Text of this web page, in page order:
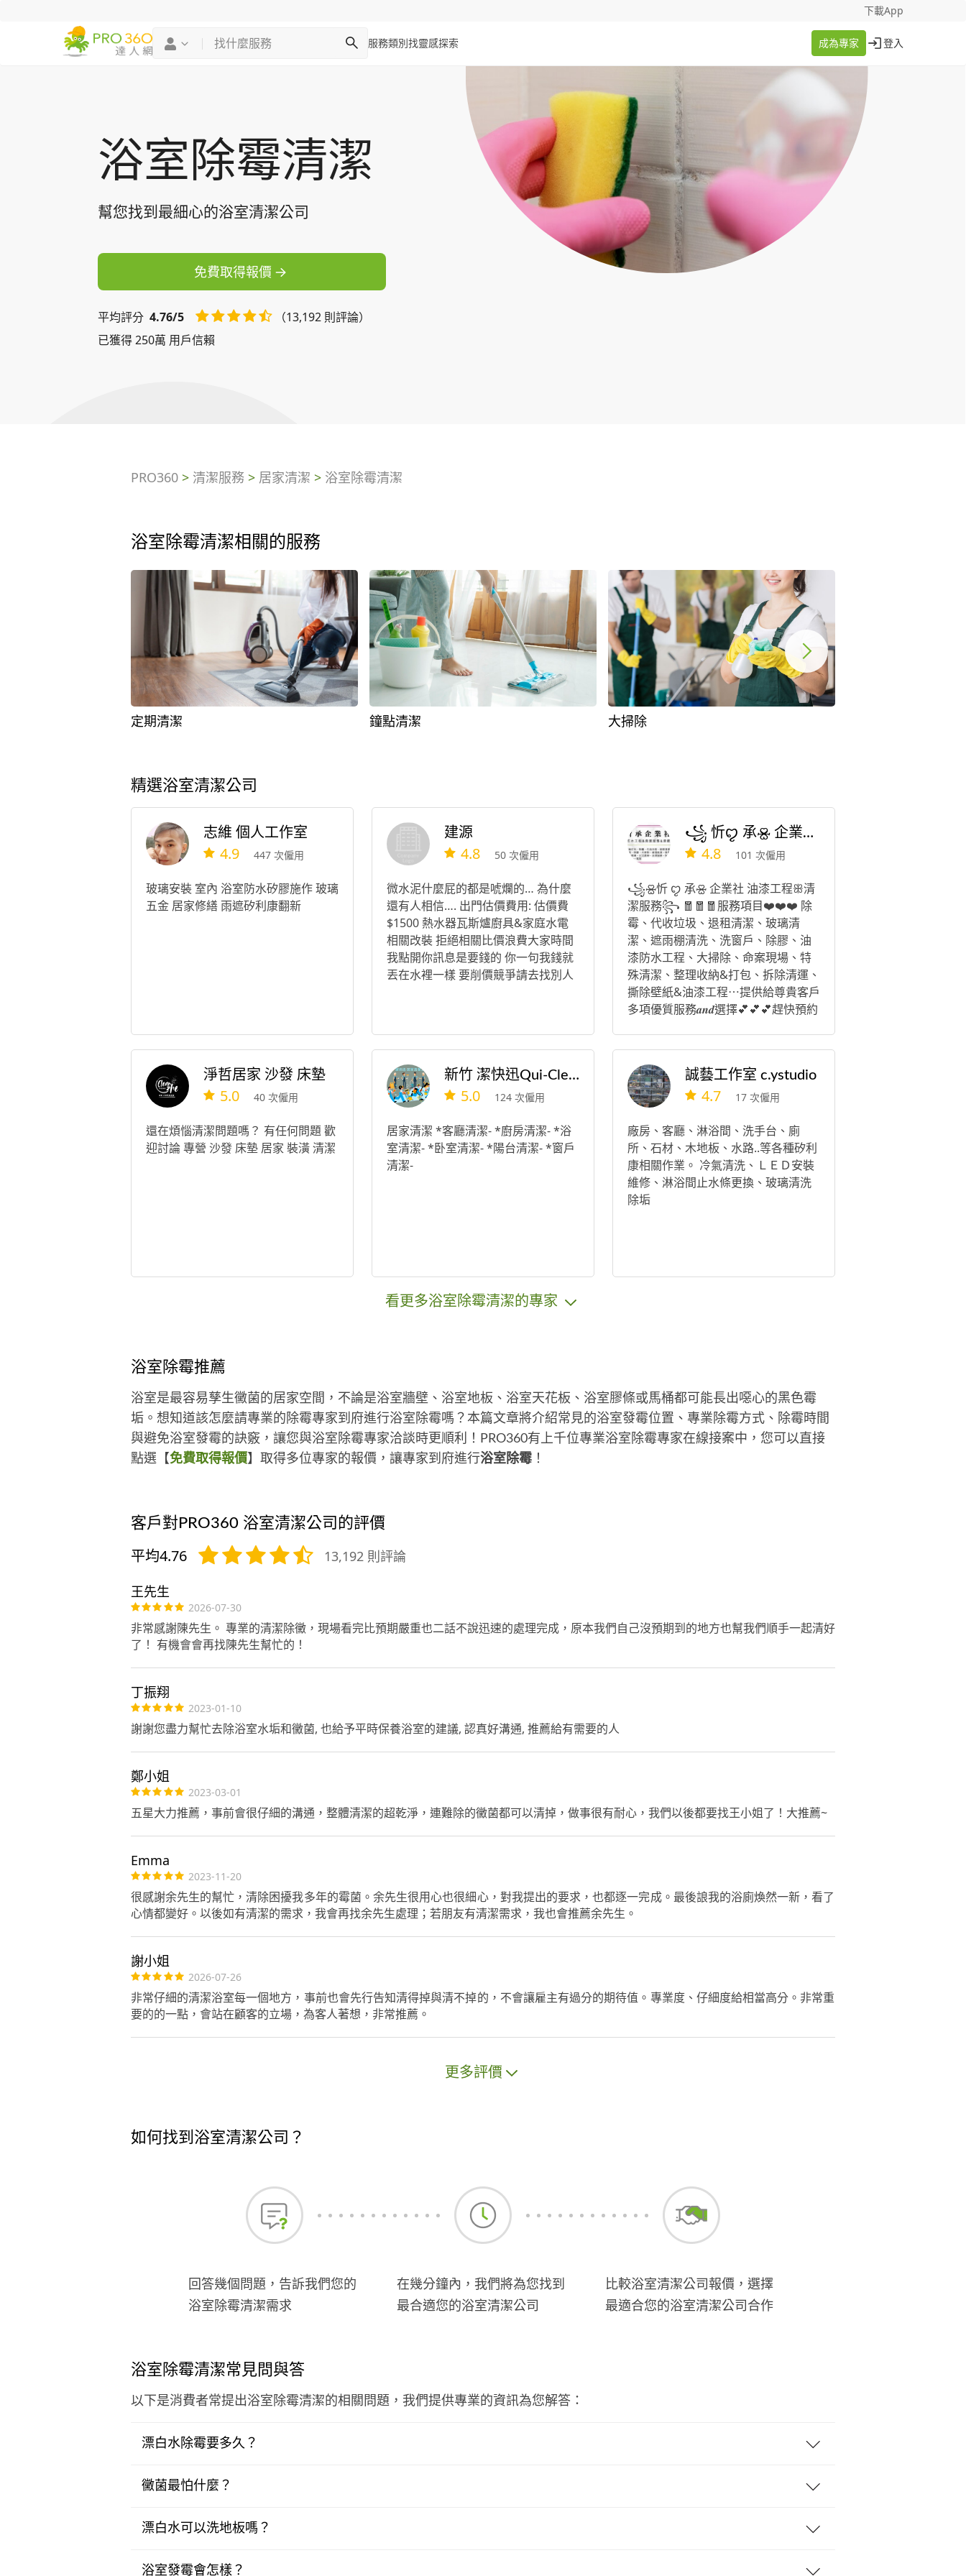
下載App
服務類別找靈感探索 成為專家 登入
成為專家
登入
浴室除霉清潔
幫您找到最細心的浴室清潔公司
免費取得報價
平均評分 4.76/5
（13,192 則評論）
已獲得 250萬 用戶信賴
PRO360> 清潔服務 > 居家清潔 > 浴室除霉清潔
浴室除霉清潔相關的服務
定期清潔 鐘點清潔 大掃除
精選浴室清潔公司
志維 個人工作室
4.9 447 次僱用
玻璃安裝 室內 浴室防水矽膠施作 玻璃
五金 居家修繕 雨遮矽利康翻新
建源
4.8 50 次僱用
微水泥什麼屁的都是唬爛的… 為什麼
還有人相信…. 出門估價費用: 估價費
$1500 熱水器瓦斯爐廚具&家庭水電
相關改裝 拒絕相關比價浪費大家時間
我點開你訊息是要錢的 你一句我錢就
丟在水裡一樣 要削價競爭請去找別人
꧁ 忻ꨄ 承🝮 企業社🝮 ꧂
4.8 101 次僱用
꧁🝮忻 ꨄ 承🝮 企業社 油漆工程ꕥ清
潔服務꧂ 🧧🧧🧧服務項目❤️❤️❤️ 除
霉、代收垃圾、退租清潔、玻璃清
潔、遮雨棚清洗、洗窗戶、除膠、油
漆防水工程、大掃除、命案現場、特
殊清潔、整理收納&打包、拆除清運、
撕除壁紙&油漆工程⋯提供給尊貴客戶
多項優質服務𝒂𝒏𝒅選擇💕💕💕趕快預約
慮期間，若有其他客人先完成訂金，
時段將優先保留給已下訂者 ✔ 完成✅
㋛ 訂金 ㋡ 視為正式保留時段 🌟（麻
煩請客戶看公告，避免施工後有糾
紛）🌟 預約好、如臨時取消或解約、
必須賠貴公司ㄉ營業損失費，還有訂
金是訂金、只要付訂金一律不退，避
免一些客人都不看公告，結果我們白
白損失營業損失，麻煩請見諒！謝謝
淨哲居家 沙發 床墊
5.0 40 次僱用
還在煩惱清潔問題嗎？ 有任何問題 歡
迎討論 專營 沙發 床墊 居家 裝潢 清潔
新竹 潔快迅Qui-Clean
5.0 124 次僱用
居家清潔 *客廳清潔- *廚房清潔- *浴
室清潔- *卧室清潔- *陽台清潔- *窗戶
清潔-
誠藝工作室 c.ystudio
4.7 17 次僱用
廠房、客廳、淋浴間、洗手台、廁
所、石材、木地板、水路..等各種矽利
康相關作業。 冷氣清洗、ＬＥＤ安裝
維修、淋浴間止水條更換、玻璃清洗
除垢
看更多浴室除霉清潔的專家
浴室除霉推薦
浴室是最容易孳生黴菌的居家空間，不論是浴室牆壁、浴室地板、浴室天花板、浴室膠條或馬桶都可能長出噁心的黑色霉
垢。想知道該怎麼請專業的除霉專家到府進行浴室除霉嗎？本篇文章將介紹常見的浴室發霉位置、專業除霉方式、除霉時間
與避免浴室發霉的訣竅，讓您與浴室除霉專家洽談時更順利！PRO360有上千位專業浴室除霉專家在線接案中，您可以直接
點選【免費取得報價】取得多位專家的報價，讓專家到府進行浴室除霉！
客戶對PRO360 浴室清潔公司的評價
平均4.76 13,192 則評論
王先生
2026-07-30
非常感謝陳先生。 專業的清潔除黴，現場看完比預期嚴重也二話不說迅速的處理完成，原本我們自己沒預期到的地方也幫我們順手一起清好
了！ 有機會會再找陳先生幫忙的！
丁振翔
2023-01-10
謝謝您盡力幫忙去除浴室水垢和黴菌, 也給予平時保養浴室的建議, 認真好溝通, 推薦給有需要的人
鄭小姐
2023-03-01
五星大力推薦，事前會很仔細的溝通，整體清潔的超乾淨，連難除的黴菌都可以清掉，做事很有耐心，我們以後都要找王小姐了！大推薦~
Emma
2023-11-20
很感謝余先生的幫忙，清除困擾我多年的霉菌。余先生很用心也很細心，對我提出的要求，也都逐一完成。最後誏我的浴廁煥然一新，看了
心情都變好。以後如有清潔的需求，我會再找余先生處理；若朋友有清潔需求，我也會推薦余先生。
謝小姐
2026-07-26
非常仔細的清潔浴室每一個地方，事前也會先行告知清得掉與清不掉的，不會讓雇主有過分的期待值。專業度、仔細度給相當高分。非常重
要的的一點，會站在顧客的立場，為客人著想，非常推薦。
更多評價
如何找到浴室清潔公司？
回答幾個問題，告訴我們您的
浴室除霉清潔需求
在幾分鐘內，我們將為您找到
最合適您的浴室清潔公司
比較浴室清潔公司報價，選擇
最適合您的浴室清潔公司合作
浴室除霉清潔常見問與答
以下是消費者常提出浴室除霉清潔的相關問題，我們提供專業的資訊為您解答：
漂白水除霉要多久？
黴菌最怕什麼？
漂白水可以洗地板嗎？
浴室發霉會怎樣？